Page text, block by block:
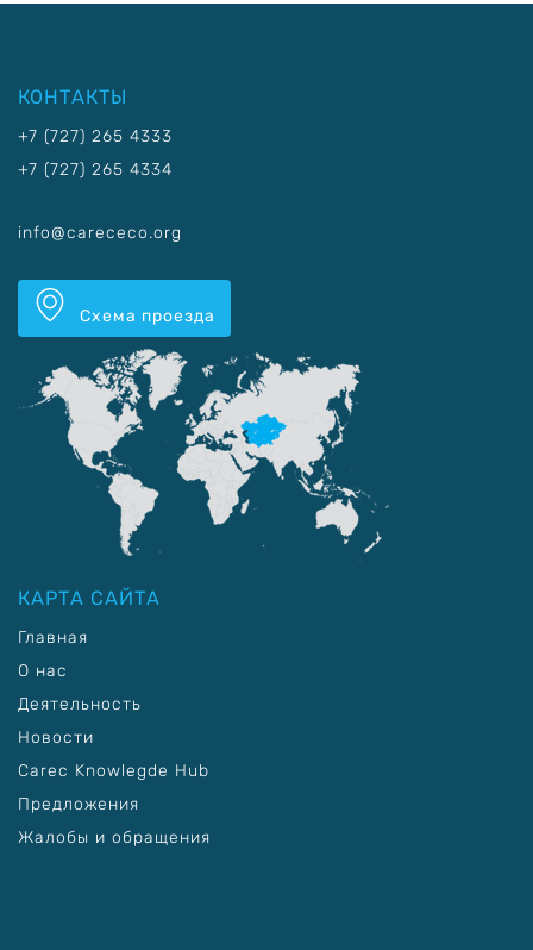
КОНТАКТЫ
+7 (727) 265 4333
+7 (727) 265 4334
info@carececo.org
Схема проезда
КАРТА САЙТА
Главная
О нас
Деятельность
Новости
Carec Knowlegde Hub
Предложения
Жалобы и обращения